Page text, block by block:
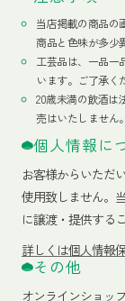
当店掲載の商品の
商品と色味が多少
工芸品は、一品一
います。ご了承く
20歳未満の飲酒は
売はいたしません。
個人情報に
お客様からいただ
使用致しません。
に譲渡・提供する
詳しくは個人情報
その他
オンラインショッ